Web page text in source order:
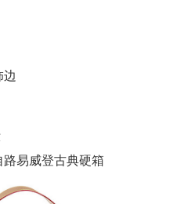
易威登古典硬箱